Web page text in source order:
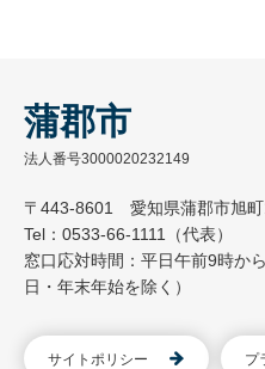
蒲郡市
法人番号3000020232149
〒443-8601 愛知県蒲郡市旭
Tel：0533-66-1111（代表）
窓口応対時間：平日午前9時か
日・年末年始を除く）
サイトポリシー プ